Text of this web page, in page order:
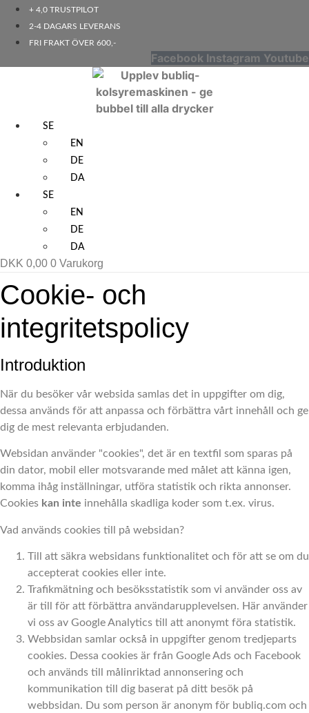
+ 4,0 TRUSTPILOT
2-4 DAGARS LEVERANS
FRI FRAKT ÖVER 600,-
Facebook Instagram Youtube
SE
EN
DE
DA
SE
EN
DE
DA
DKK 0,00 0 Varukorg
Cookie- och
integritetspolicy
Introduktion
När du besöker vår websida samlas det in uppgifter om dig,
dessa används för att anpassa och förbättra vårt innehåll och ge
dig de mest relevanta erbjudanden.
Websidan använder "cookies", det är en textfil som sparas på
din dator, mobil eller motsvarande med målet att känna igen,
komma ihåg inställningar, utföra statistik och rikta annonser.
Cookies kan inte innehålla skadliga koder som t.ex. virus.
Vad används cookies till på websidan?
Till att säkra websidans funktionalitet och för att se om du
accepterat cookies eller inte.
Trafikmätning och besöksstatistik som vi använder oss av
är till för att förbättra användarupplevelsen. Här använder
vi oss av Google Analytics till att anonymt föra statistik.
Webbsidan samlar också in uppgifter genom tredjeparts
cookies. Dessa cookies är från Google Ads och Facebook
och används till målinriktad annonsering och
kommunikation till dig baserat på ditt besök på
webbsidan. Du som person är anonym för bubliq.com och